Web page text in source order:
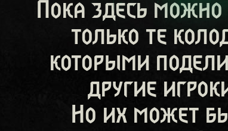
Пока здесь можно
только те
которыми
другие
Но их может